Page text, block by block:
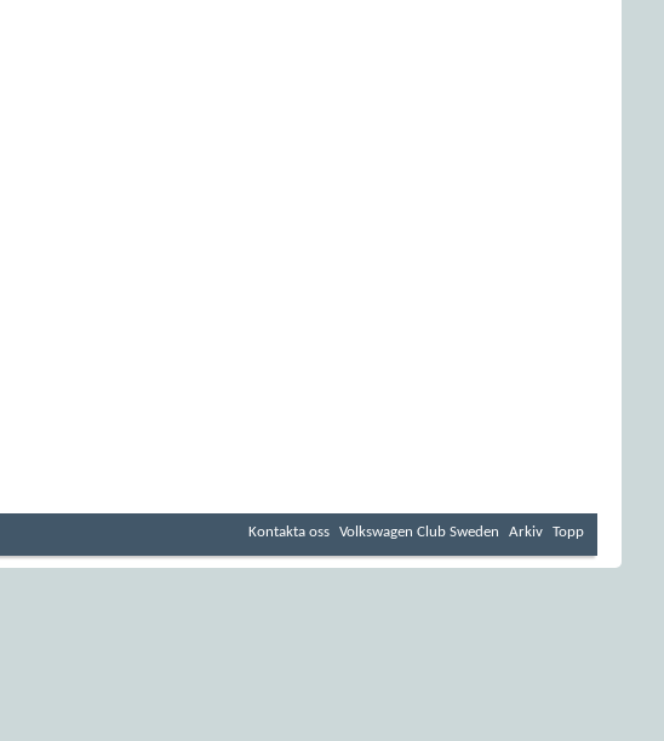
Kontakta oss Volkswagen Club Sweden Arkiv Topp